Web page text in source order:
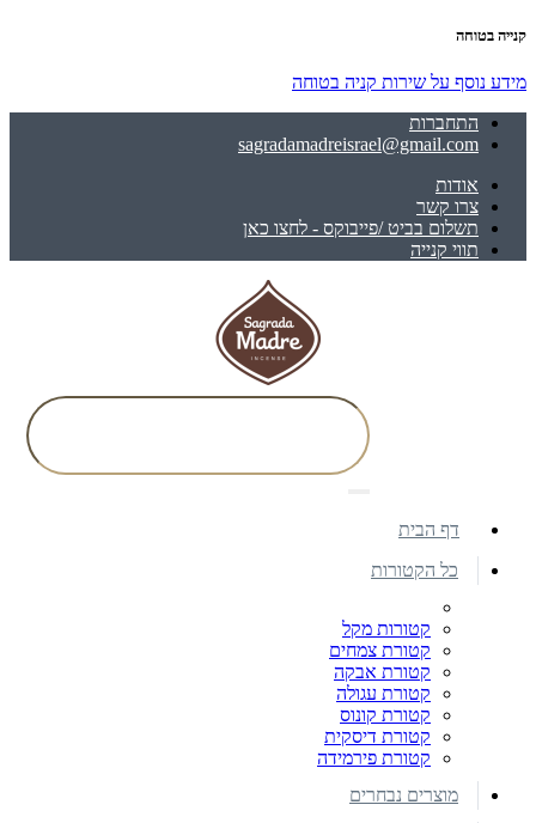
קנייה בטוחה
מידע נוסף על שירות קניה בטוחה
התחברות
sagradamadreisrael@gmail.com
אודות
צרו קשר
תשלום בביט /פייבוקס - לחצו כאן
תווי קנייה
דף הבית
כל הקטורות
קטורות מקל
קטורת צמחים
קטורת אבקה
קטורת עגולה
קטורת קונוס
קטורת דיסקית
קטורת פירמידה
מוצרים נבחרים